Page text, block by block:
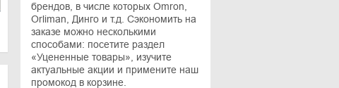
брендов, в числе которых Omron,
Orliman, Динго и т.д. Сэкономить на
заказе можно несколькими
способами: посетите раздел
«Уцененные товары», изучите
актуальные акции и примените наш
промокод в корзине.